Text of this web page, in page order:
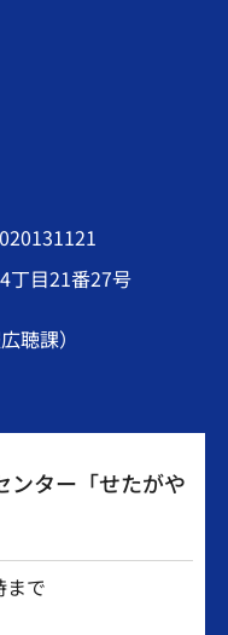
丁目21番27号
聴課）
ンター「せたがや
で